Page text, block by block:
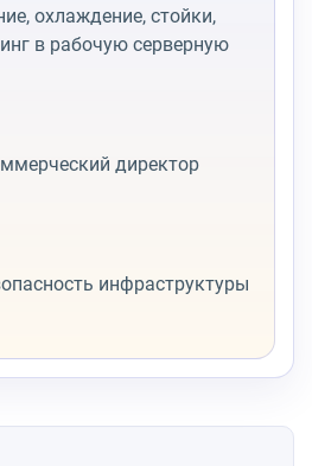
охлаждение, стойки,
в рабочую серверную
директор
инфраструктуры